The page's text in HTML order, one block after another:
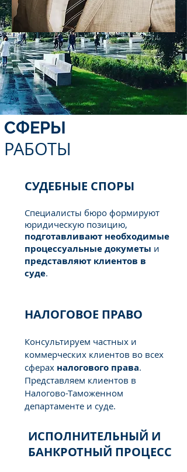
СФЕРЫ
РАБОТЫ
СУДЕБНЫЕ СПОРЫ
Специалисты бюро формируют
юридическую позицию,
подготавливают необходимые
процессуальные докуметы и
представляют клиентов в
суде.
НАЛОГОВОЕ ПРАВО
Консультируем частных и
коммерческих клиентов во всех
сферах налогового права.
Представляем клиентов в
Налогово-Таможенном
департаменте и суде.
ИСПОЛНИТЕЛЬНЫЙ И
БАНКРОТНЫЙ ПРОЦЕСС